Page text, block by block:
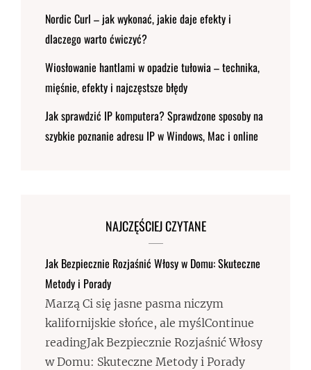
Nordic Curl – jak wykonać, jakie daje efekty i
dlaczego warto ćwiczyć?
Wiosłowanie hantlami w opadzie tułowia – technika,
mięśnie, efekty i najczęstsze błędy
Jak sprawdzić IP komputera? Sprawdzone sposoby na
szybkie poznanie adresu IP w Windows, Mac i online
NAJCZĘŚCIEJ CZYTANE
Jak Bezpiecznie Rozjaśnić Włosy w Domu: Skuteczne
Metody i Porady
Marzą Ci się jasne pasma niczym
kalifornijskie słońce, ale myślContinue
readingJak Bezpiecznie Rozjaśnić Włosy
w Domu: Skuteczne Metody i Porady